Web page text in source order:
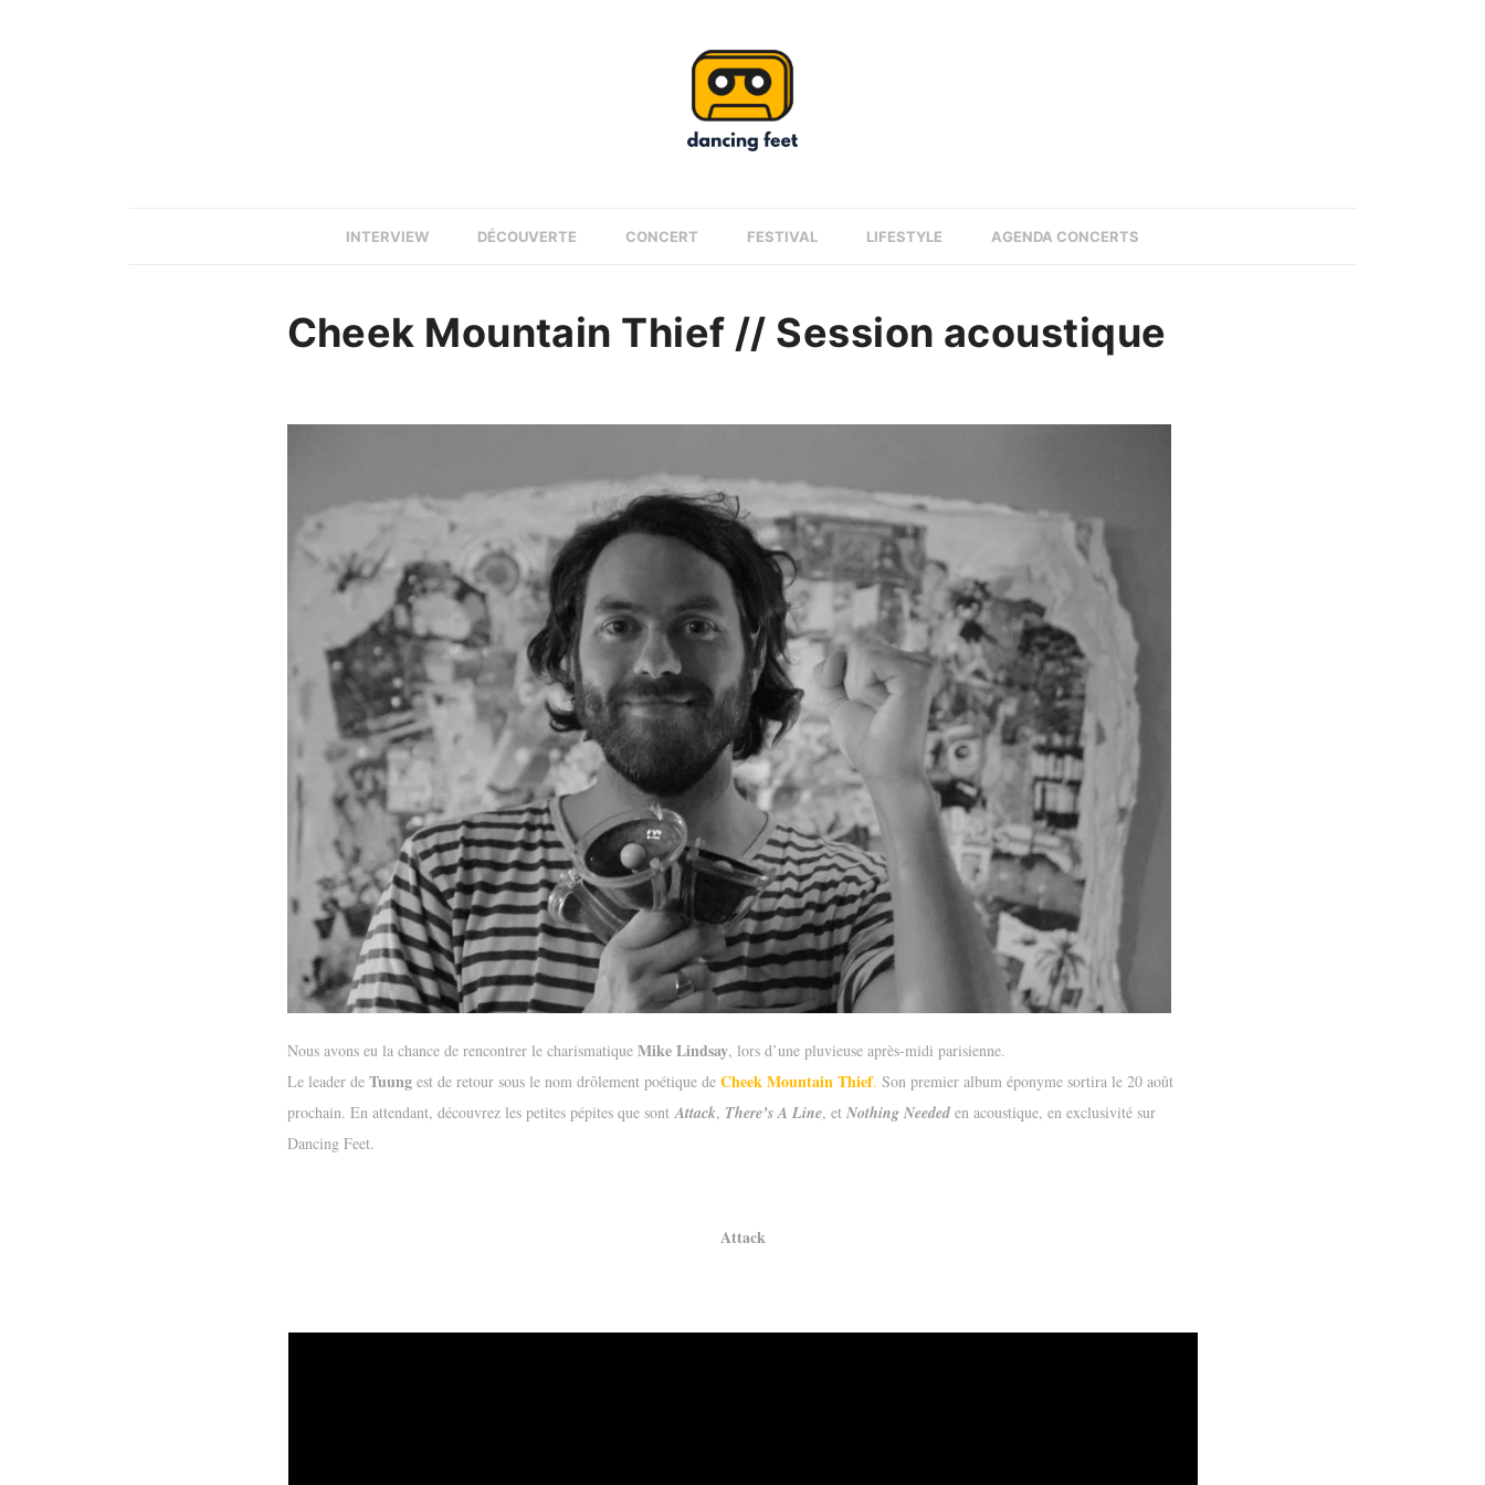
INTERVIEW DÉCOUVERTE CONCERT FESTIVAL LIFESTYLE AGENDA CONCERTS
Cheek Mountain Thief // Session acoustique
Nous avons eu la chance de rencontrer le charismatique Mike Lindsay, lors d’une pluvieuse après-midi parisienne.
Le leader de Tuung est de retour sous le nom drôlement poétique de Cheek Mountain Thief. Son premier album éponyme sortira le 20 août
prochain. En attendant, découvrez les petites pépites que sontAttack, There’s A Line, et Nothing Needed en acoustique, en exclusivité sur
Dancing Feet.
Attack